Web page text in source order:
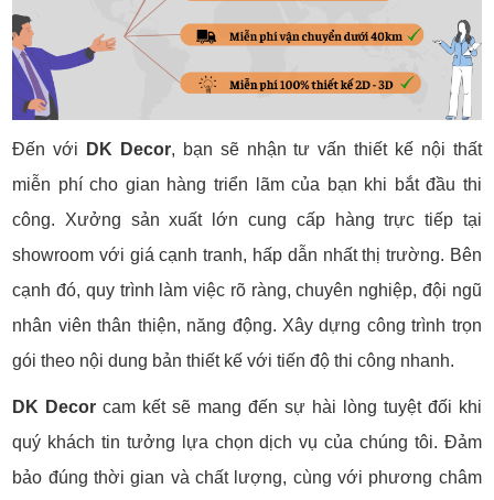
Đến với DK Decor, bạn sẽ nhận tư vấn thiết kế nội thất
miễn phí cho gian hàng triển lãm của bạn khi bắt đầu thi
công. Xưởng sản xuất lớn cung cấp hàng trực tiếp tại
showroom với giá cạnh tranh, hấp dẫn nhất thị trường. Bên
cạnh đó, quy trình làm việc rõ ràng, chuyên nghiệp, đội ngũ
nhân viên thân thiện, năng động. Xây dựng công trình trọn
gói theo nội dung bản thiết kế với tiến độ thi công nhanh.
DK Decorcam kết sẽ mang đến sự hài lòng tuyệt đối khi
quý khách tin tưởng lựa chọn dịch vụ của chúng tôi. Đảm
bảo đúng thời gian và chất lượng, cùng với phương châm